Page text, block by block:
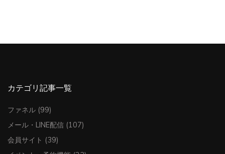
カテゴリ記事一覧
ファネル (99)
メール・LINE配信 (107)
会員サイト (39)